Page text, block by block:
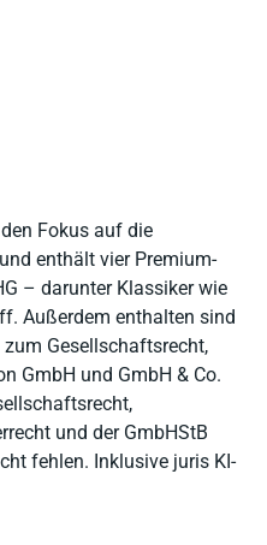
Fokus auf die
enthält vier Premium-
– darunter Klassiker wie
Außerdem enthalten sind
Gesellschaftsrecht,
GmbH und GmbH & Co.
und der GmbHStB
fehlen. Inklusive juris KI-